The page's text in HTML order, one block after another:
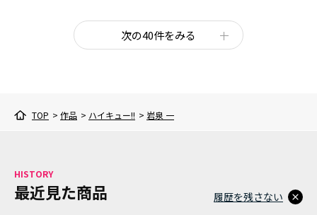
次の40件をみる
TOP > 作品 > ハイキュー!! > 岩泉 一
HISTORY
最近見た商品 履歴を残さない